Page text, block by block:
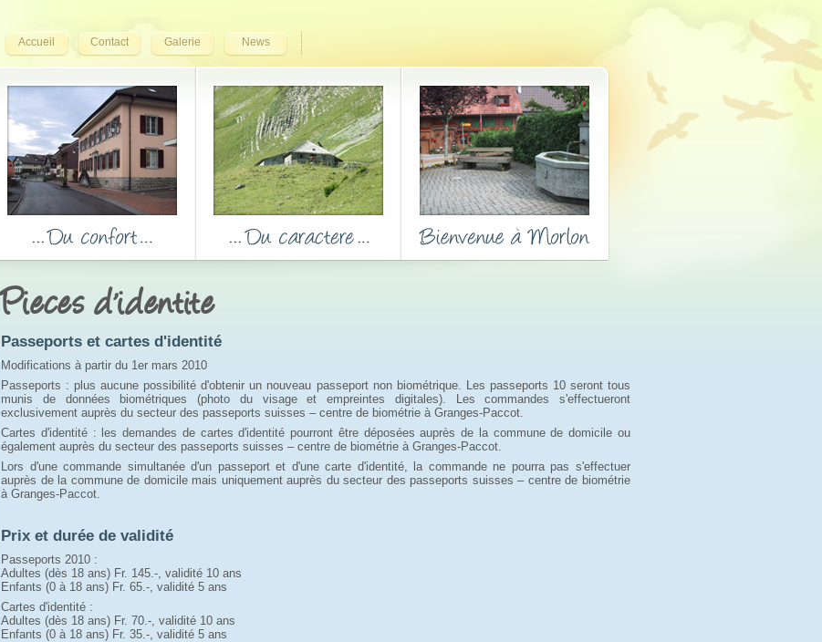
Accueil Contact Galerie News
Pieces d'identite
Passeports et cartes d'identité
Modifications à partir du 1er mars 2010
Passeports : plus aucune possibilité d'obtenir un nouveau passeport non biométrique. Les passeports 10 seront tous
munis de données biométriques (photo du visage et empreintes digitales). Les commandes s'effectueront
exclusivement auprès du secteur des passeports suisses – centre de biométrie à Granges-Paccot.
Cartes d'identité : les demandes de cartes d'identité pourront être déposées auprès de la commune de domicile ou
également auprès du secteur des passeports suisses – centre de biométrie à Granges-Paccot.
Lors d'une commande simultanée d'un passeport et d'une carte d'identité, la commande ne pourra pas s'effectuer
auprès de la commune de domicile mais uniquement auprès du secteur des passeports suisses – centre de biométrie
à Granges-Paccot.
Prix et durée de validité
Passeports 2010 :
Adultes (dès 18 ans) Fr. 145.-, validité 10 ans
Enfants (0 à 18 ans) Fr. 65.-, validité 5 ans
Cartes d'identité :
Adultes (dès 18 ans) Fr. 70.-, validité 10 ans
Enfants (0 à 18 ans) Fr. 35.-, validité 5 ans